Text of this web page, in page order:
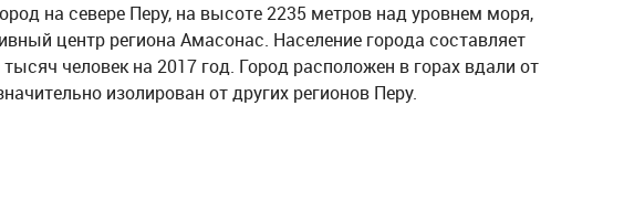
на севере Перу, на высоте 2235 метров над уровнем моря,
центр региона Амасонас. Население города составляет
тысяч человек на 2017 год. Город расположен в горах вдали от
изолирован от других регионов Перу.